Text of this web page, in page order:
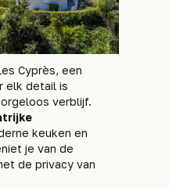
Cyprès, een
elk detail is
verblijf.
keuken en
je van de
de privacy van